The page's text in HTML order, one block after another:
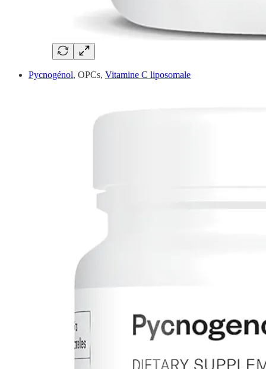
Pycnogénol, OPCs, Vitamine C liposomale